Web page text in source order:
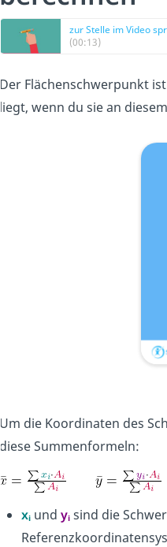
zur Stelle im Video
(00:13)
Der Flächenschwerpunkt
liegt, wenn du sie an
Um die Koordinaten des
diese Summenformeln:
xᵢ und yᵢsind die